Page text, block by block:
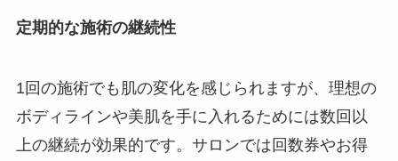
定期的な施術の継続性
1回の施術でも肌の変化を感じられますが、理想の
ボディラインや美肌を手に入れるためには数回以
上の継続が効果的です。サロンでは回数券やお得